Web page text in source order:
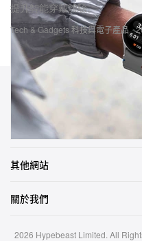
Tech & Gadgets 科技與電子產品
提升智能穿戴體驗。
類別
網店
其他網站
關於我們
2026 Hypebeast Limited. All